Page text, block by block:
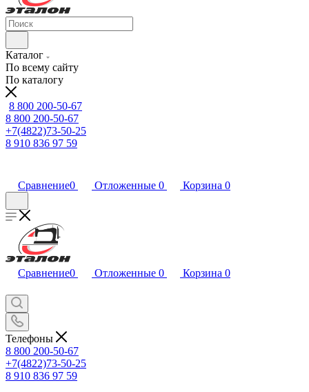
Каталог
По всему сайту
По каталогу
8 800 200-50-67
8 800 200-50-67
+7(4822)73-50-25
8 910 836 97 59
Сравнение0 Отложенные 0 Корзина 0
Сравнение0 Отложенные 0 Корзина 0
Телефоны
8 800 200-50-67
+7(4822)73-50-25
8 910 836 97 59